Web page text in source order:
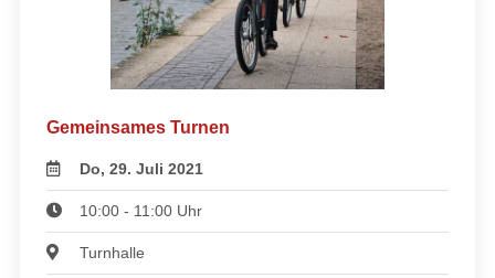
Gemeinsames Turnen
Do, 29. Juli 2021
10:00 - 11:00 Uhr
Turnhalle